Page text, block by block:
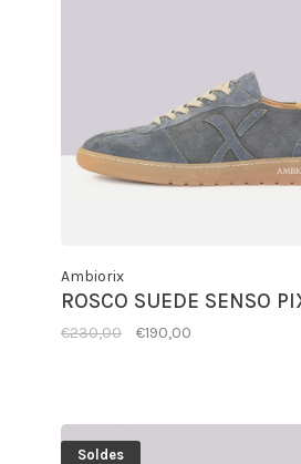
Ambiorix
ROSCO SUEDE SENSO
€230,00 €190,00
Soldes